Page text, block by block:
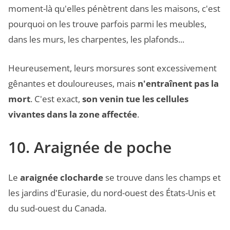
moment-là qu'elles pénètrent dans les maisons, c'est
pourquoi on les trouve parfois parmi les meubles,
dans les murs, les charpentes, les plafonds...
Heureusement, leurs morsures sont excessivement
gênantes et douloureuses, mais n'entraînent pas la
mort. C'est exact, son venin tue les cellules
vivantes dans la zone affectée.
10. Araignée de poche
Le araignée clocharde se trouve dans les champs et
les jardins d'Eurasie, du nord-ouest des États-Unis et
du sud-ouest du Canada.